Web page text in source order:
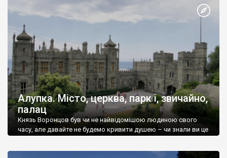
Алупка. Місто, церква, парк і, звичайно,
палац
Князь Воронцов був чи не найвідомішою людиною свого
часу, але давайте не будемо кривити душею – чи знали ви це